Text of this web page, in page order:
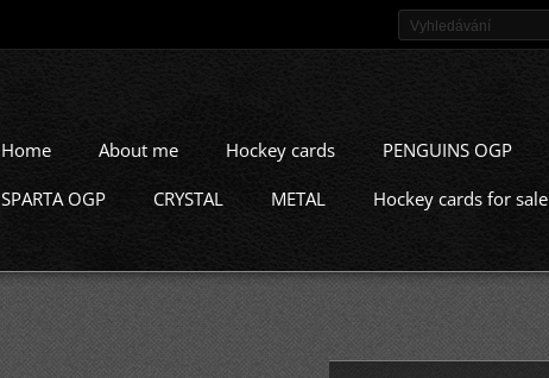
Home About me Hockey cards PENGUINS OGP
SPARTA OGP CRYSTAL METAL Hockey cards for sale